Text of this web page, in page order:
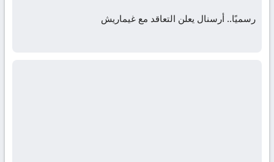
رسميًا.. أرسنال يعلن التعاقد مع غيماريش